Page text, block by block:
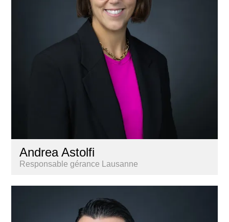
Andrea Astolfi
Responsable gérance Lausanne